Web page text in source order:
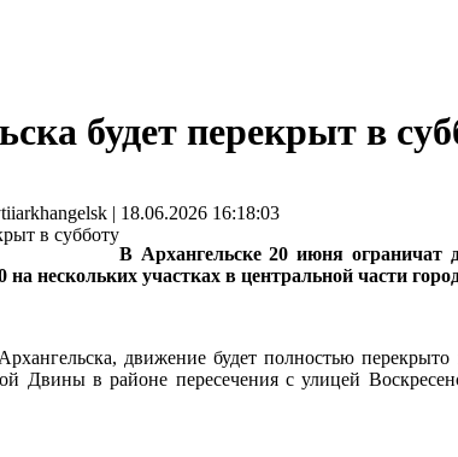
будет перекрыт в
| 18.06.2026 16:18:03
В Архангельске 20 июня ограничат
на нескольких участках в центральной части
движение будет полностью
Двины в районе пересечения с улицей